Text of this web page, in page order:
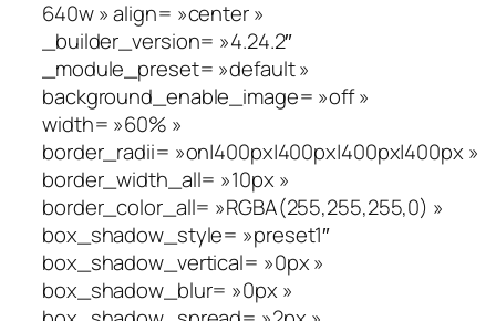
640w » align= »center »
_builder_version= »4.24.2″
_module_preset= »default »
background_enable_image= »off »
width= »60% »
border_radii= »on|400px|400px|400px|400px »
border_width_all= »10px »
border_color_all= »RGBA(255,255,255,0) »
box_shadow_style= »preset1″
box_shadow_vertical= »0px »
box_shadow_blur= »0px »